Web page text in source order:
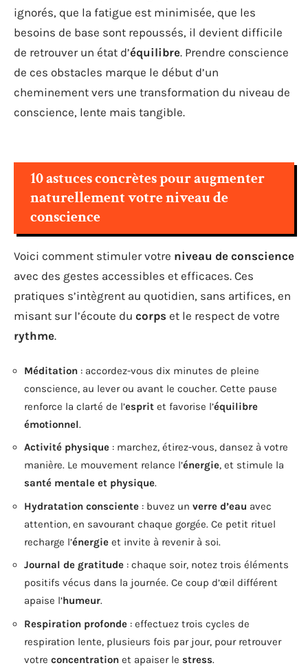
ignorés, que la fatigue est minimisée, que les
besoins de base sont repoussés, il devient difficile
de retrouver un état d’équilibre. Prendre conscience
de ces obstacles marque le début d’un
cheminement vers une transformation du niveau de
conscience, lente mais tangible.
10 astuces concrètes pour augmenter
naturellement votre niveau de
conscience
Voici comment stimuler votre niveau de conscience
avec des gestes accessibles et efficaces. Ces
pratiques s’intègrent au quotidien, sans artifices, en
misant sur l’écoute du corps et le respect de votre
rythme.
Méditation : accordez-vous dix minutes de pleine
conscience, au lever ou avant le coucher. Cette pause
renforce la clarté de l’esprit et favorise l’équilibre
émotionnel.
Activité physique : marchez, étirez-vous, dansez à votre
manière. Le mouvement relance l’énergie, et stimule la
santé mentale et physique.
Hydratation consciente : buvez un verre d’eau avec
attention, en savourant chaque gorgée. Ce petit rituel
recharge l’énergie et invite à revenir à soi.
Journal de gratitude : chaque soir, notez trois éléments
positifs vécus dans la journée. Ce coup d’œil différent
apaise l’humeur.
Respiration profonde : effectuez trois cycles de
respiration lente, plusieurs fois par jour, pour retrouver
votre concentration et apaiser le stress.